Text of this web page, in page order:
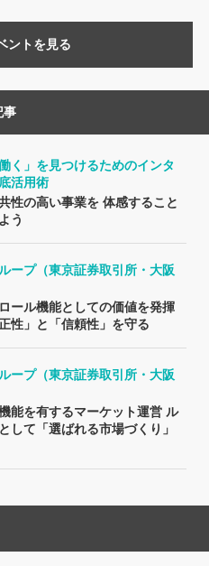
ントを見る
事
く」を見つけるためのインタ
活用術
性の高い事業を 体感すること
う
ープ（東京証券取引所・大阪
ール機能としての価値を発揮
性」と「信頼性」を守る
ープ（東京証券取引所・大阪
能を有するマーケット運営 ル
して「選ばれる市場づくり」